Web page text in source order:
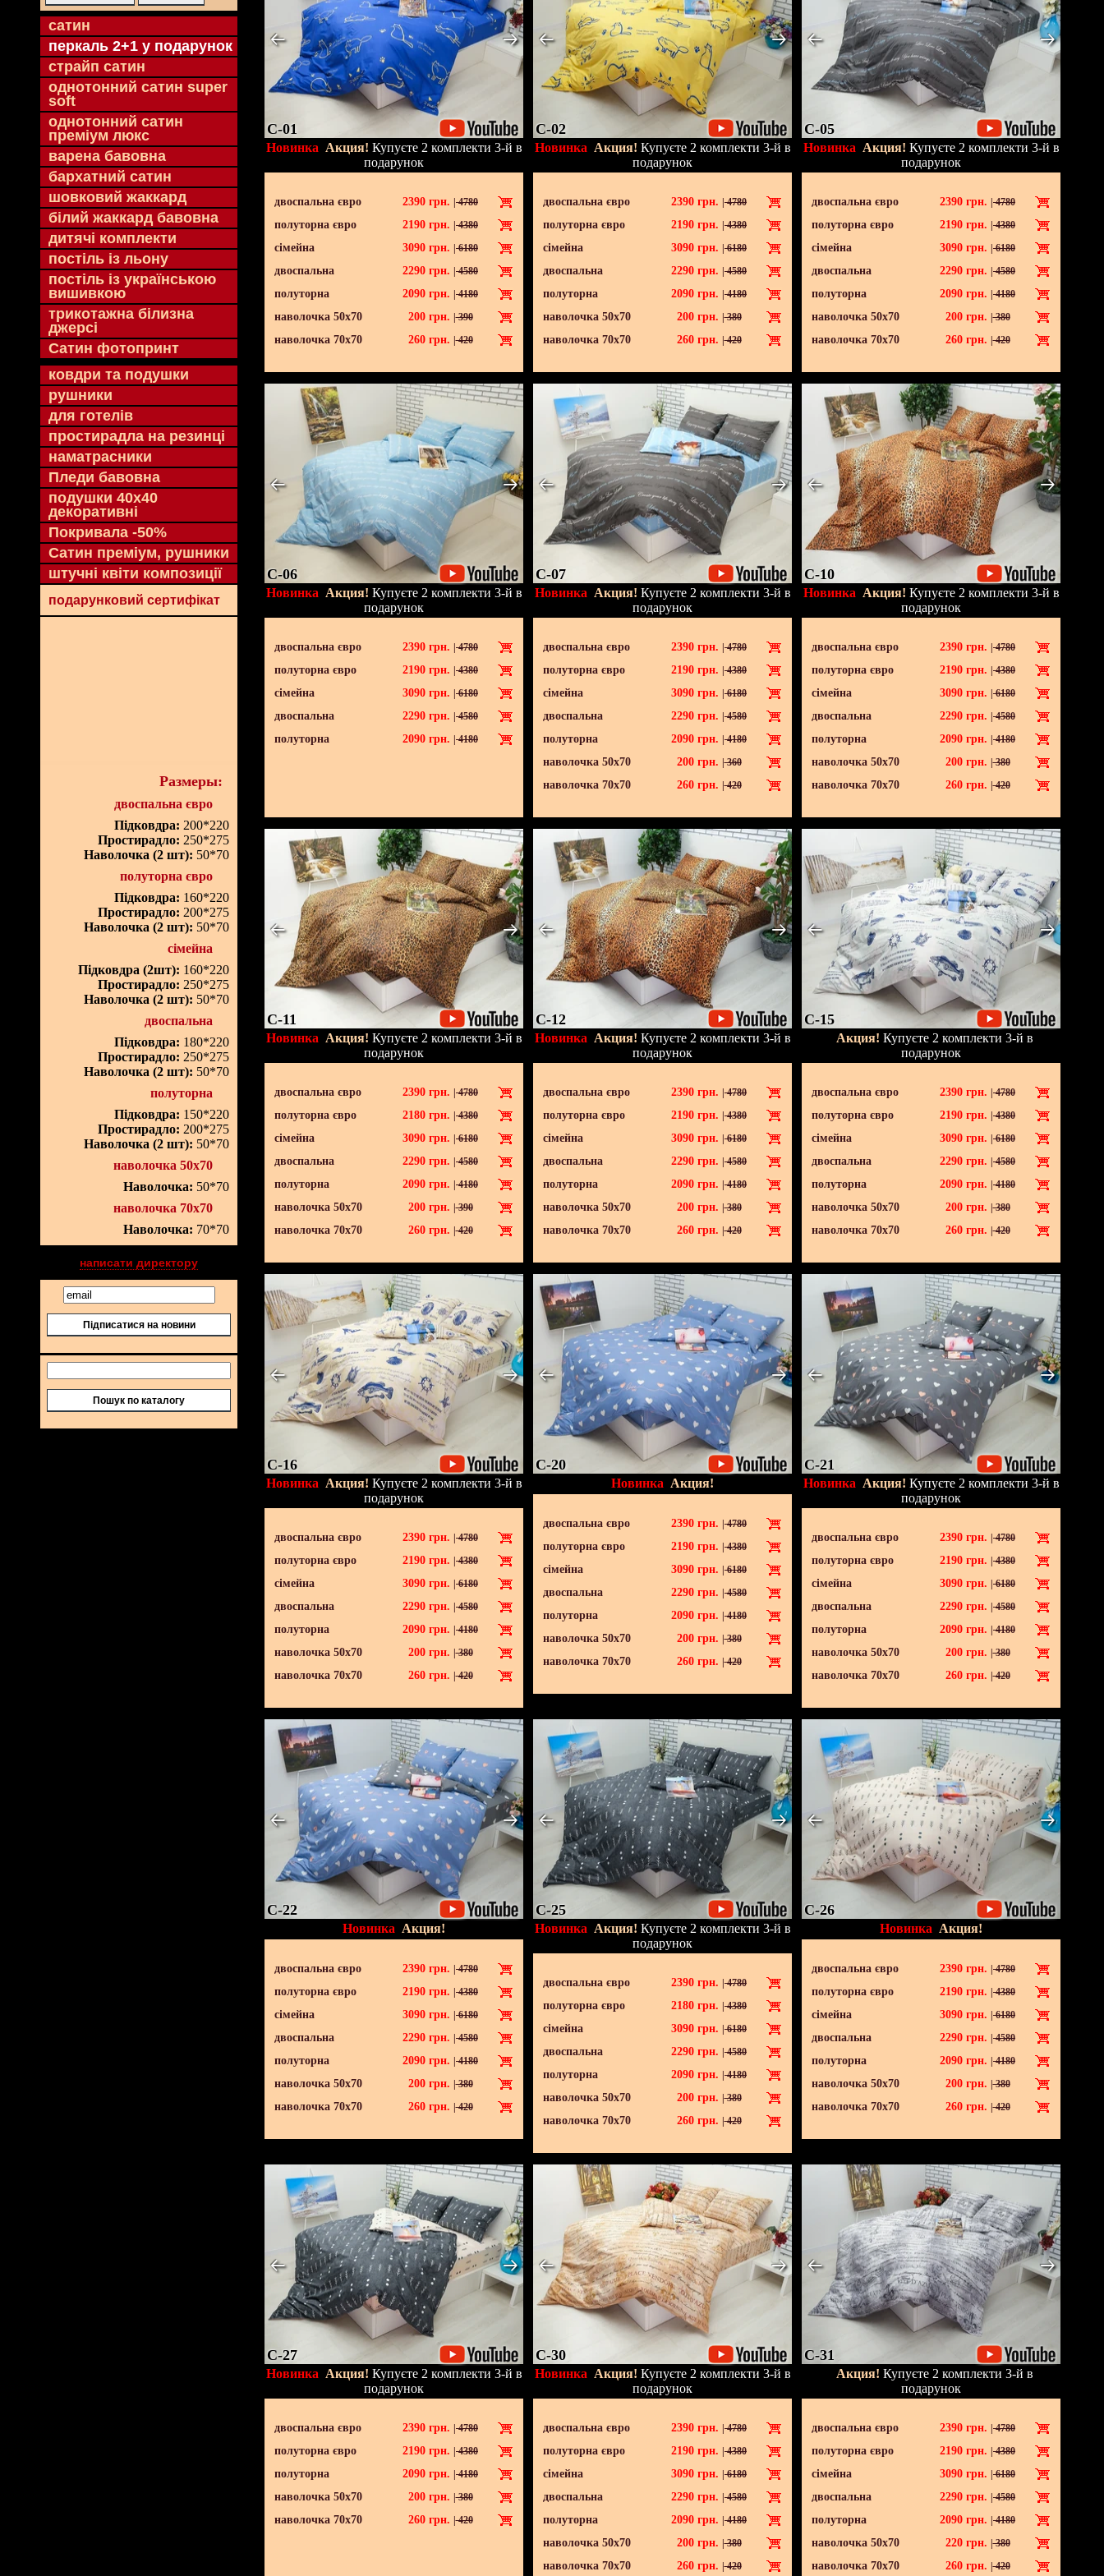
cатин
перкаль 2+1 у подарунок
страйп сатин
однотонний сатин super
soft
однотонний сатин
преміум люкс
варена бавовна
бархатний сатин
шовковий жаккард
білий жаккард бавовна
дитячі комплекти
постіль із льону
постіль із українською
вишивкою
трикотажна білизна
джерсі
Сатин фотопринт
ковдри та подушки
рушники
для готелів
простирадла на резинці
наматрасники
Пледи бавовна
подушки 40х40
декоративні
Покривала -50%
Сатин преміум, рушники
штучні квіти композиції
подарунковий сертифікат
Размеры:
двоспальна євро
Підковдра: 200*220
Простирадло: 250*275
Наволочка (2 шт): 50*70
полуторна євро
Підковдра: 160*220
Простирадло: 200*275
Наволочка (2 шт): 50*70
сімейна
Підковдра (2шт): 160*220
Простирадло: 250*275
Наволочка (2 шт): 50*70
двоспальна
Підковдра: 180*220
Простирадло: 250*275
Наволочка (2 шт): 50*70
полуторна
Підковдра: 150*220
Простирадло: 200*275
Наволочка (2 шт): 50*70
наволочка 50х70
Наволочка: 50*70
наволочка 70х70
Наволочка: 70*70
написати директору
Підписатися на новини
Пошук по каталогу
C-01
Новинка Акция! Купуєте 2 комплекти 3-й в
подарунок
двоспальна євро 2390 грн. 4780
полуторна євро 2190 грн. 4380
сімейна 3090 грн. 6180
двоспальна 2290 грн. 4580
полуторна 2090 грн. 4180
наволочка 50х70 200 грн. |390
наволочка 70х70 260 грн. |420
C-02
Новинка Акция! Купуєте 2 комплекти 3-й в
подарунок
двоспальна євро 2390 грн. 4780
полуторна євро 2190 грн. 4380
сімейна 3090 грн. 6180
двоспальна 2290 грн. 4580
полуторна 2090 грн. 4180
наволочка 50х70 200 грн. |380
наволочка 70х70 260 грн. |420
C-05
Новинка Акция! Купуєте 2 комплекти 3-й в
подарунок
двоспальна євро 2390 грн. 4780
полуторна євро 2190 грн. 4380
сімейна 3090 грн. 6180
двоспальна 2290 грн. 4580
полуторна 2090 грн. 4180
наволочка 50х70 200 грн. |380
наволочка 70х70 260 грн. |420
C-06
Новинка Акция! Купуєте 2 комплекти 3-й в
подарунок
двоспальна євро 2390 грн. 4780
полуторна євро 2190 грн. 4380
сімейна 3090 грн. 6180
двоспальна 2290 грн. 4580
полуторна 2090 грн. 4180
C-07
Новинка Акция! Купуєте 2 комплекти 3-й в
подарунок
двоспальна євро 2390 грн. 4780
полуторна євро 2190 грн. 4380
сімейна 3090 грн. 6180
двоспальна 2290 грн. 4580
полуторна 2090 грн. 4180
наволочка 50х70 200 грн. |360
наволочка 70х70 260 грн. |420
C-10
Новинка Акция! Купуєте 2 комплекти 3-й в
подарунок
двоспальна євро 2390 грн. 4780
полуторна євро 2190 грн. 4380
сімейна 3090 грн. 6180
двоспальна 2290 грн. 4580
полуторна 2090 грн. 4180
наволочка 50х70 200 грн. |380
наволочка 70х70 260 грн. |420
C-11
Новинка Акция! Купуєте 2 комплекти 3-й в
подарунок
двоспальна євро 2390 грн. 4780
полуторна євро 2180 грн. 4380
сімейна 3090 грн. 6180
двоспальна 2290 грн. 4580
полуторна 2090 грн. 4180
наволочка 50х70 200 грн. |390
наволочка 70х70 260 грн. |420
C-12
Новинка Акция! Купуєте 2 комплекти 3-й в
подарунок
двоспальна євро 2390 грн. 4780
полуторна євро 2190 грн. 4380
сімейна 3090 грн. 6180
двоспальна 2290 грн. 4580
полуторна 2090 грн. 4180
наволочка 50х70 200 грн. |380
наволочка 70х70 260 грн. |420
C-15
Акция! Купуєте 2 комплекти 3-й в
подарунок
двоспальна євро 2390 грн. 4780
полуторна євро 2190 грн. 4380
сімейна 3090 грн. 6180
двоспальна 2290 грн. 4580
полуторна 2090 грн. 4180
наволочка 50х70 200 грн. |380
наволочка 70х70 260 грн. |420
C-16
Новинка Акция! Купуєте 2 комплекти 3-й в
подарунок
двоспальна євро 2390 грн. 4780
полуторна євро 2190 грн. 4380
сімейна 3090 грн. 6180
двоспальна 2290 грн. 4580
полуторна 2090 грн. 4180
наволочка 50х70 200 грн. |380
наволочка 70х70 260 грн. |420
C-20
Новинка Акция!
двоспальна євро 2390 грн. 4780
полуторна євро 2190 грн. 4380
сімейна 3090 грн. 6180
двоспальна 2290 грн. 4580
полуторна 2090 грн. 4180
наволочка 50х70 200 грн. |380
наволочка 70х70 260 грн. |420
C-21
Новинка Акция! Купуєте 2 комплекти 3-й в
подарунок
двоспальна євро 2390 грн. 4780
полуторна євро 2190 грн. 4380
сімейна 3090 грн. 6180
двоспальна 2290 грн. 4580
полуторна 2090 грн. 4180
наволочка 50х70 200 грн. |380
наволочка 70х70 260 грн. |420
C-22
Новинка Акция!
двоспальна євро 2390 грн. 4780
полуторна євро 2190 грн. 4380
сімейна 3090 грн. 6180
двоспальна 2290 грн. 4580
полуторна 2090 грн. 4180
наволочка 50х70 200 грн. |380
наволочка 70х70 260 грн. |420
C-25
Новинка Акция! Купуєте 2 комплекти 3-й в
подарунок
двоспальна євро 2390 грн. 4780
полуторна євро 2180 грн. 4380
сімейна 3090 грн. 6180
двоспальна 2290 грн. 4580
полуторна 2090 грн. 4180
наволочка 50х70 200 грн. |380
наволочка 70х70 260 грн. |420
C-26
Новинка Акция!
двоспальна євро 2390 грн. 4780
полуторна євро 2190 грн. 4380
сімейна 3090 грн. 6180
двоспальна 2290 грн. 4580
полуторна 2090 грн. 4180
наволочка 50х70 200 грн. |380
наволочка 70х70 260 грн. |420
C-27
Новинка Акция! Купуєте 2 комплекти 3-й в
подарунок
двоспальна євро 2390 грн. 4780
полуторна євро 2190 грн. 4380
полуторна 2090 грн. 4180
наволочка 50х70 200 грн. |380
наволочка 70х70 260 грн. |420
C-30
Новинка Акция! Купуєте 2 комплекти 3-й в
подарунок
двоспальна євро 2390 грн. 4780
полуторна євро 2190 грн. 4380
сімейна 3090 грн. 6180
двоспальна 2290 грн. 4580
полуторна 2090 грн. 4180
наволочка 50х70 200 грн. |380
наволочка 70х70 260 грн. |420
C-31
Акция! Купуєте 2 комплекти 3-й в
подарунок
двоспальна євро 2390 грн. 4780
полуторна євро 2190 грн. 4380
сімейна 3090 грн. 6180
двоспальна 2290 грн. 4580
полуторна 2090 грн. 4180
наволочка 50х70 220 грн. |380
наволочка 70х70 260 грн. |420